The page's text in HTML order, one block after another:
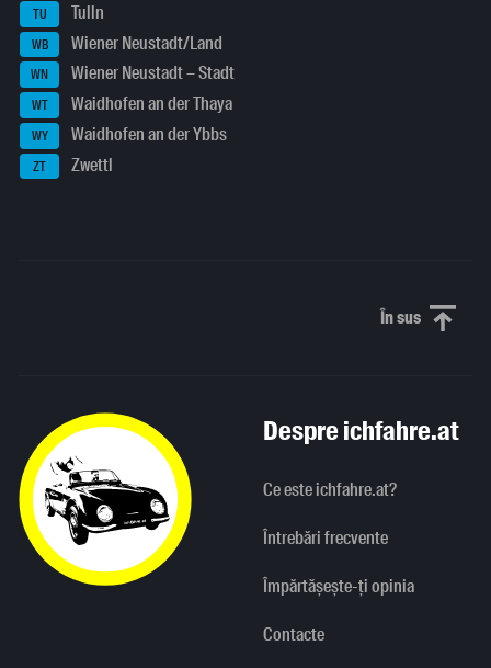
TU Tulln
WB Wiener Neustadt/Land
WN Wiener Neustadt – Stadt
WT Waidhofen an der Thaya
WY Waidhofen an der Ybbs
ZT Zwettl
În susDerulați
Despre ichfahre.at
Ce este ichfahre.at?
Întrebări frecvente
Împărtășește-ți opinia
Contacte